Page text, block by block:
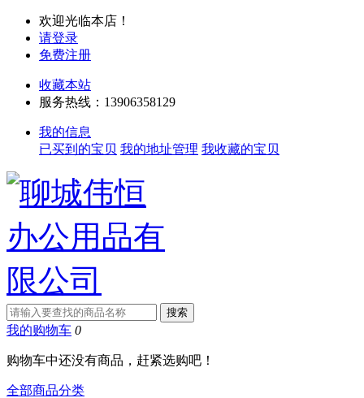
欢迎光临本店！
请登录
免费注册
收藏本站
服务热线：13906358129
我的信息
已买到的宝贝 我的地址管理 我收藏的宝贝
我的购物车 0
购物车中还没有商品，赶紧选购吧！
全部商品分类